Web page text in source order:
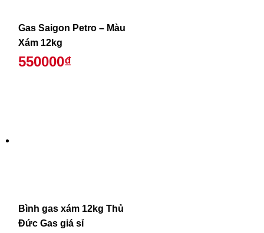
Gas Saigon Petro – Màu
Xám 12kg
550000₫
Bình gas xám 12kg Thủ
Đức Gas giá sỉ